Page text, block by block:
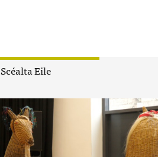
Scéalta Eile